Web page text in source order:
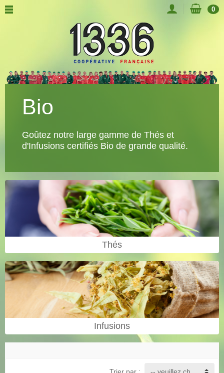
0
Bio
Goûtez notre large gamme de Thés et
d'Infusions certifiés Bio de grande qualité.
artificiel, dans nos ateliers de Provence.
Thés
Infusions
Trier par :